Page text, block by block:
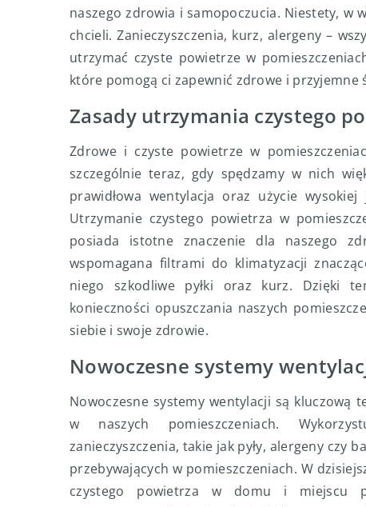
naszego zdrowia i samopoczucia. Niestety, w
chcieli. Zanieczyszczenia, kurz, alergeny –
utrzymać czyste powietrze w
które pomogą ci zapewnić zdrowe i
Zasady utrzymania czystego
Zdrowe i czyste powietrze w
szczególnie teraz, gdy spędzamy w nich
prawidłowa wentylacja oraz użycie
Utrzymanie czystego powietrza w
posiada istotne znaczenie dla naszego
wspomagana filtrami do klimatyzacji
niego szkodliwe pyłki oraz kurz. Dzięki
konieczności opuszczania naszych
siebie i swoje zdrowie.
Nowoczesne systemy
Nowoczesne systemy wentylacji są
w naszych pomieszczeniach.
zanieczyszczenia, takie jak pyły, alergeny czy
przebywających w pomieszczeniach. W
czystego powietrza w domu i miejscu